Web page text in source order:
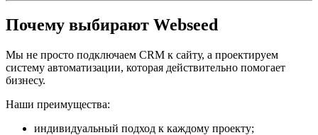
Почему выбирают Webseed
Мы не просто подключаем CRM к сайту, а проектируем
систему автоматизации, которая действительно помогает
бизнесу.
Наши преимущества:
индивидуальный подход к каждому проекту;